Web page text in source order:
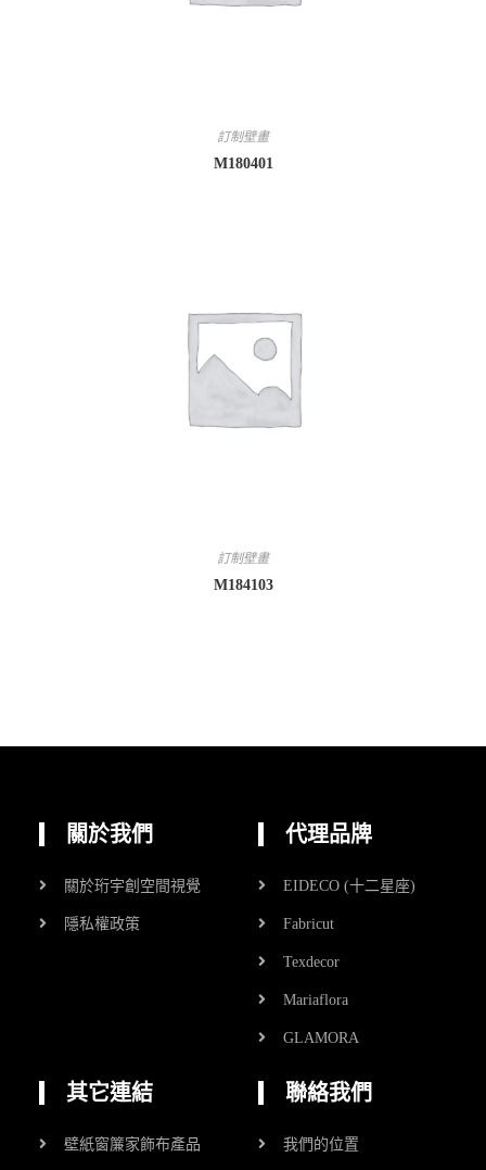
訂制壁畫
M180401
訂制壁畫
M184103
關於我們
關於珩宇創空間視覺
隱私權政策
代理品牌
EIDECO (十二星座)
Fabricut
Texdecor
Mariaflora
GLAMORA
其它連結
壁紙窗簾家飾布產品
聯絡我們
我們的位置